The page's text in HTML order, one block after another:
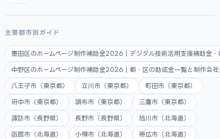
主要都市別ガイド
墨田区のホームページ制作補助金2026｜デジタル技術活用支援補助金
中野区のホームページ制作補助金2026｜都・区の助成金一覧と制作会
八王子市（東京都） 立川市（東京都） 町田市（東京都）
府中市（東京都） 調布市（東京都） 三鷹市（東京都）
諏訪市（長野県） 長野市（長野県） 旭川市（北海道）
函館市（北海道） 小樽市（北海道） 帯広市（北海道）